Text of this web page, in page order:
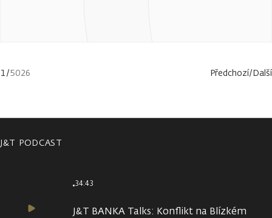
1/5026 Předchozí/Další
J&T PODCAST
J&T BANKA Talks: Konflikt na Blízkém
34:43